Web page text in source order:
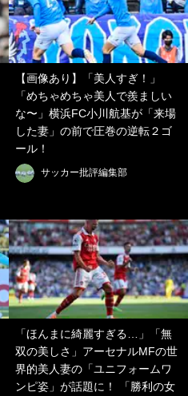
【画像あり】「美人すぎ！」
「めちゃめちゃ美人で羨ましい
な〜」横浜FC小川航基が「来場
した妻」の前で圧巻の逆転２ゴ
ール！
サッカー批評編集部
「ほんまに綺麗すぎる…」「無
双の美しさ」アーセナルMFの世
界的美人妻の「ユニフォームワ
ンピ姿」が話題に！ 「勝利の女